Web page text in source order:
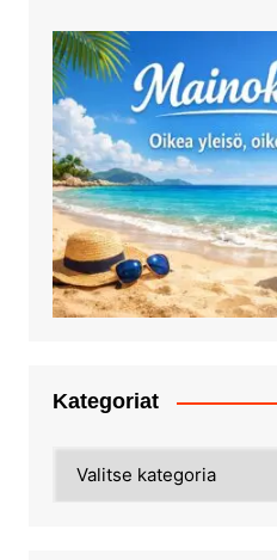
Kategoriat